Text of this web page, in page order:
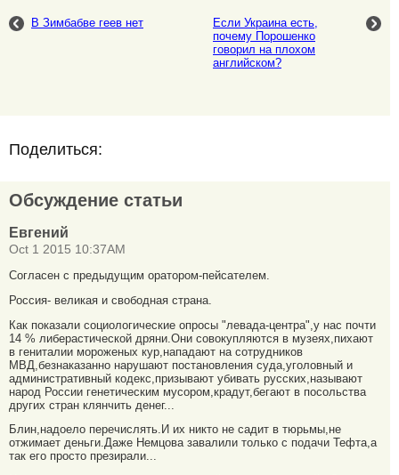
В Зимбабве геев нет
Если Украина есть,
почему Порошенко
говорил на плохом
английском?
Поделиться:
Обсуждение статьи
Евгений
Oct 1 2015 10:37AM
Согласен с предыдущим оратором-пейсателем.
Россия- великая и свободная страна.
Как показали социологические опросы "левада-центра",у нас почти
14 % либерастической дряни.Они совокупляются в музеях,пихают
в гениталии мороженых кур,нападают на сотрудников
МВД,безнаказанно нарушают постановления суда,уголовный и
административный кодекс,призывают убивать русских,называют
народ России генетическим мусором,крадут,бегают в посольства
других стран клянчить денег...
Блин,надоело перечислять.И их никто не садит в тюрьмы,не
отжимает деньги.Даже Немцова завалили только с подачи Тефта,а
так его просто презирали...